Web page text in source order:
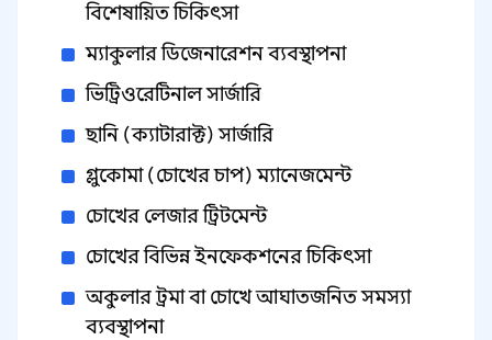
বিশেষায়িত চিকিৎসা
ম্যাকুলার ডিজেনারেশন ব্যবস্থাপনা
ভিট্রিওরেটিনাল সার্জারি
ছানি (ক্যাটারাক্ট) সার্জারি
গ্লুকোমা (চোখের চাপ) ম্যানেজমেন্ট
চোখের লেজার ট্রিটমেন্ট
চোখের বিভিন্ন ইনফেকশনের চিকিৎসা
অকুলার ট্রমা বা চোখে আঘাতজনিত সমস্যা
ব্যবস্থাপনা